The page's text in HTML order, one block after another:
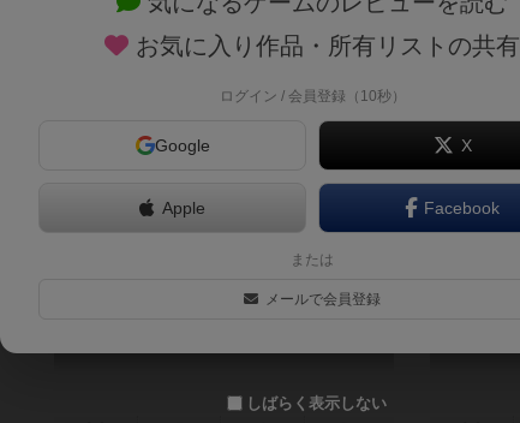
お気に入り作品・所有リストの共有
ログイン / 会員登録（10秒）
Google X
Apple Facebook
または
メールで会員登録
しばらく表示しない